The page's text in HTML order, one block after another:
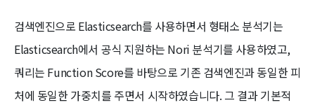
검색엔진으로 Elasticsearch를 사용하면서 형태소 분석기는
Elasticsearch에서 공식 지원하는 Nori 분석기를 사용하였고,
쿼리는 Function Score를 바탕으로 기존 검색엔진과 동일한 피
처에 동일한 가중치를 주면서 시작하였습니다. 그 결과 기본적